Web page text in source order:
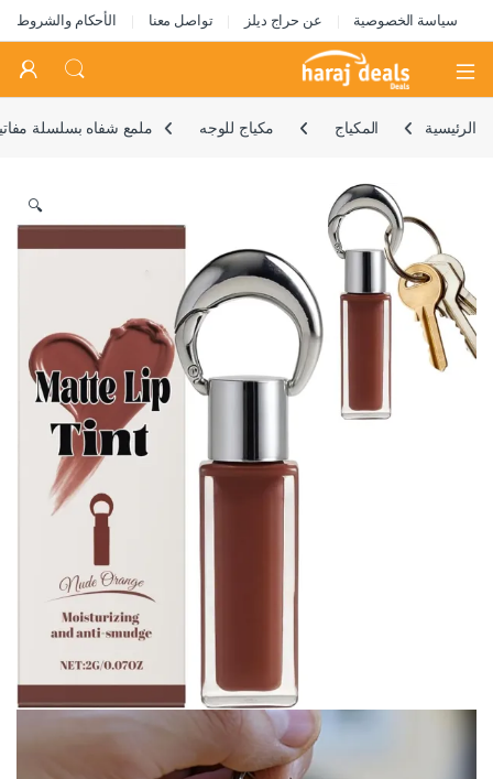
سياسة الخصوصية عن حراج ديلز تواصل معنا الأحكام والشروط
Open
الرئيسية المكياج مكياج للوجه ملمع شفاه بسلسلة
🔍